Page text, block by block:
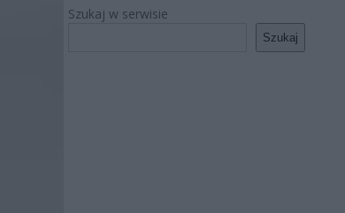
Szukaj w serwisie
Szukaj